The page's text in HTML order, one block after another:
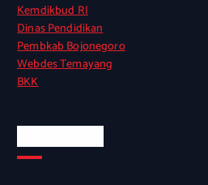
Kemdikbud RI
Dinas Pendidikan
Pembkab Bojonegoro
Webdes Temayang
BKK